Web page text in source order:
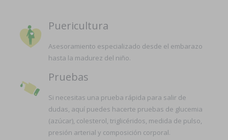
Puericultura
Asesoramiento especializado desde el embarazo
hasta la madurez del niño.
Pruebas
Si necesitas una prueba rápida para salir de
dudas, aquí puedes hacerte pruebas de glucemia
(azúcar), colesterol, triglicéridos, medida de pulso,
presión arterial y composición corporal.